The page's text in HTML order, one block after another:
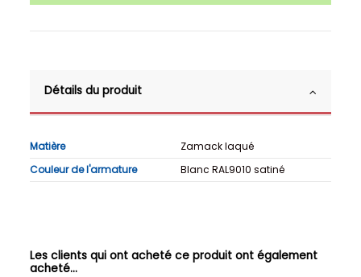
Détails du produit
Matière
Zamack laqué
Couleur de l'armature
Blanc RAL9010 satiné
Les clients qui ont acheté ce produit ont également
acheté...